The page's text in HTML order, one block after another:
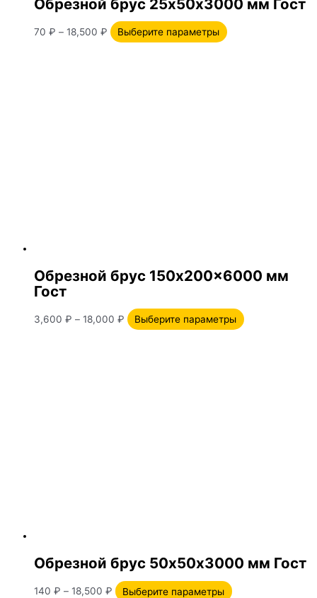
Обрезной брус 25х50х3000 мм Гост
70 ₽ – 18,500 ₽ Выберите параметры
Обрезной брус 150х200×6000 мм
Гост
3,600 ₽ – 18,000 ₽ Выберите параметры
Обрезной брус 50х50х3000 мм Гост
140 ₽ – 18,500 ₽ Выберите параметры